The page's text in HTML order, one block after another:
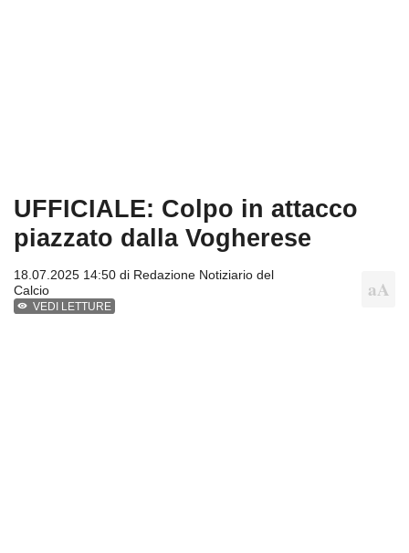
UFFICIALE: Colpo in attacco
piazzato dalla Vogherese
18.07.2025 14:50 di Redazione Notiziario del
Calcio
VEDI LETTURE